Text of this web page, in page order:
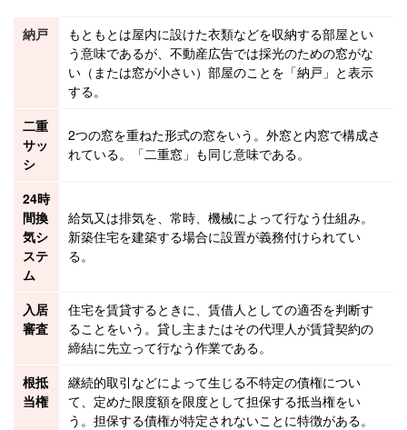
納戸
もともとは屋内に設けた衣類などを収納する部屋とい
う意味であるが、 不動産広告では採光のための窓がな
い（または窓が小さい）部屋のことを「納戸」と表示
する。
二重
サッ
シ
2つの窓を重ねた形式の窓をいう。外窓と内窓で構成さ
れている。「二重窓」も同じ意味である。
24時
間換
気シ
ステ
ム
給気又は排気を、常時、機械によって行なう仕組み。
新築住宅を建築する場合に設置が義務付けられてい
る。
入居
審査
住宅を賃貸するときに、賃借人としての適否を判断す
ることをいう。貸し主またはその代理人が賃貸契約の
締結に先立って行なう作業である。
根抵
当権
継続的取引などによって生じる不特定の債権につい
て、定めた限度額を限度として担保する抵当権をい
う。担保する債権が特定されないことに特徴がある。